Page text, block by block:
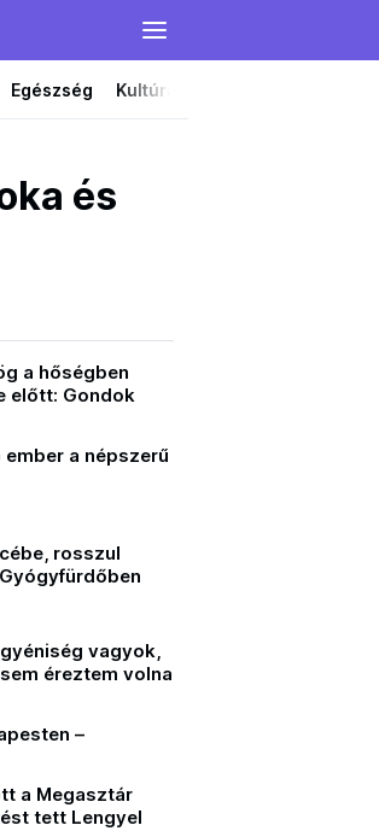
Egészség Kultúra
és
a hőségben
előtt: Gondok
a népszerű
rosszul
vagyok,
éreztem volna
–
a Megasztár
tett Lengyel